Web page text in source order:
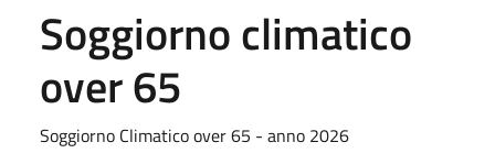
Soggiorno climatico
over 65
Soggiorno Climatico over 65 - anno 2026